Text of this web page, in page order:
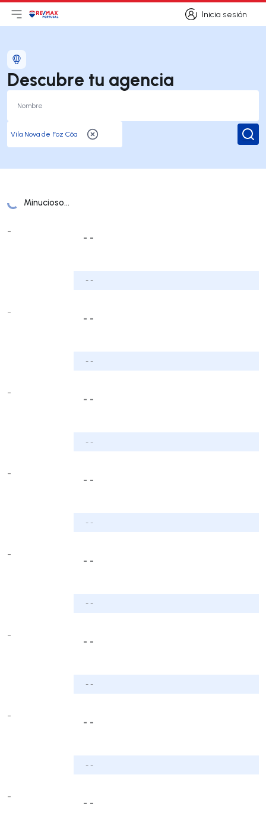
Inicia sesión
Inicia sesión
Abrir el menú principal
Logotipo
Descubre tu agencia
Minucioso...
Lista de oficinas
-
- -
- -
-
- -
- -
-
- -
- -
-
- -
- -
-
- -
- -
-
- -
- -
-
- -
- -
-
- -